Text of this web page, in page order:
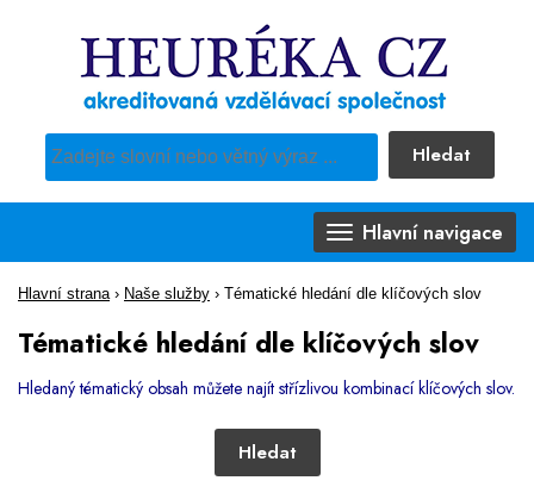
Hledat
Pro vyhledávání obsahu webu použijte předdefinovaný výběr
Hlavní navigace
Hlavní strana › Naše služby › Tématické hledání dle klíčových slov
Tématické hledání dle klíčových slov
Hledaný tématický obsah můžete najít střízlivou kombinací klíčových slov.
Hledat